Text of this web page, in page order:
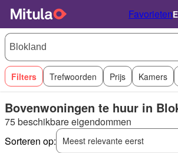
Favorieten
Filters Trefwoorden Prijs Kamers
Bovenwoningen te huur in
75 beschikbare eigendommen
Sorteren op:
Meest relevante eerst